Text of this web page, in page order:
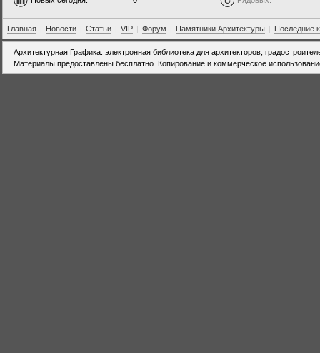
Главная | Новости | Статьи | VIP | Форум | Памятники Архитектуры | Последние
Архитектурная Графика: электронная библиотека для архитекторов,
Материалы предоставлены бесплатно. Копирование и коммерческое